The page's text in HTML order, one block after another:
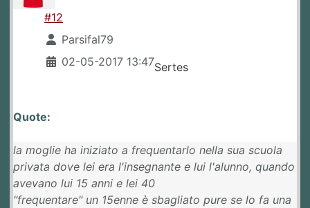
#12
Parsifal79
02-05-2017 13:47Sertes
Quote:
la moglie ha iniziato a frequentarlo nella sua scuola
privata dove lei era l'insegnante e lui l'alunno, quando
avevano lui 15 anni e lei 40
"frequentare" un 15enne è sbagliato pure se lo fa una